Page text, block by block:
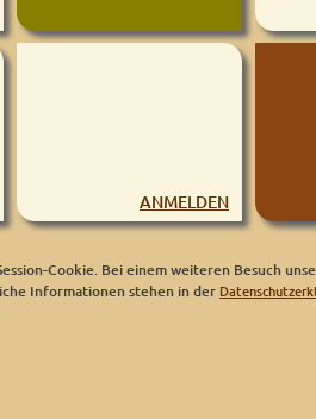
ANMELDEN
Cookie. Bei einem weiteren Besuch
Informationen stehen in der